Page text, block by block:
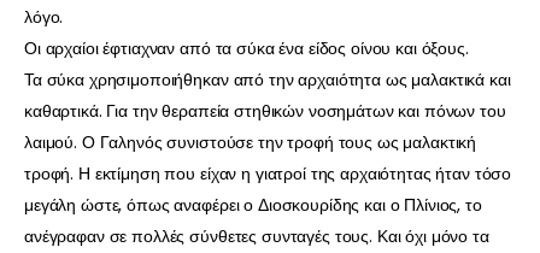
λόγο.
Οι αρχαίοι έφτιαχναν από τα σύκα ένα είδος οίνου και όξους.
Τα σύκα χρησιμοποιήθηκαν από την αρχαιότητα ως μαλακτικά και
καθαρτικά. Για την θεραπεία στηθικών νοσημάτων και πόνων του
λαιμού. Ο Γαληνός συνιστούσε την τροφή τους ως μαλακτική
τροφή. Η εκτίμηση που είχαν η γιατροί της αρχαιότητας ήταν τόσο
μεγάλη ώστε, όπως αναφέρει ο Διοσκουρίδης και ο Πλίνιος, το
ανέγραφαν σε πολλές σύνθετες συνταγές τους. Και όχι μόνο τα